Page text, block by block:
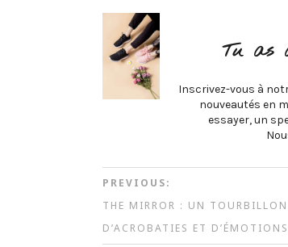
Tu as
Inscrivez-vous à
nouveautés en
essayer, un
PREVIOUS:
THE MIRROR : UN TOURBILLON
D’ACROBATIES ET